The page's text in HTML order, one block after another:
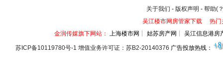
关于我们 - 版权声明 - 帮助(
吴江楼市网房管家下载
热门
金润传媒旗下网站： 上海楼市网┊ 姑苏房产网┊ 吴江信息港
苏ICP备10119780号-1 增值业务许可证：苏B2-20140376 广告投放热线：